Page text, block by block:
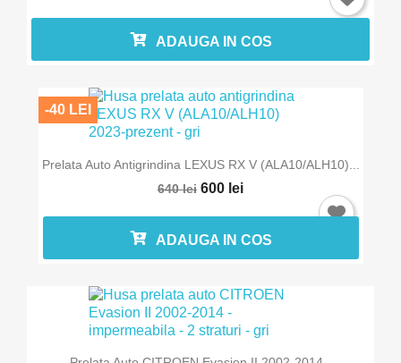
ADAUGA IN COS
Prelata Auto Antigrindina LEXUS RX V (ALA10/ALH10)...
640 lei 600 lei
-40 LEI
ADAUGA IN COS